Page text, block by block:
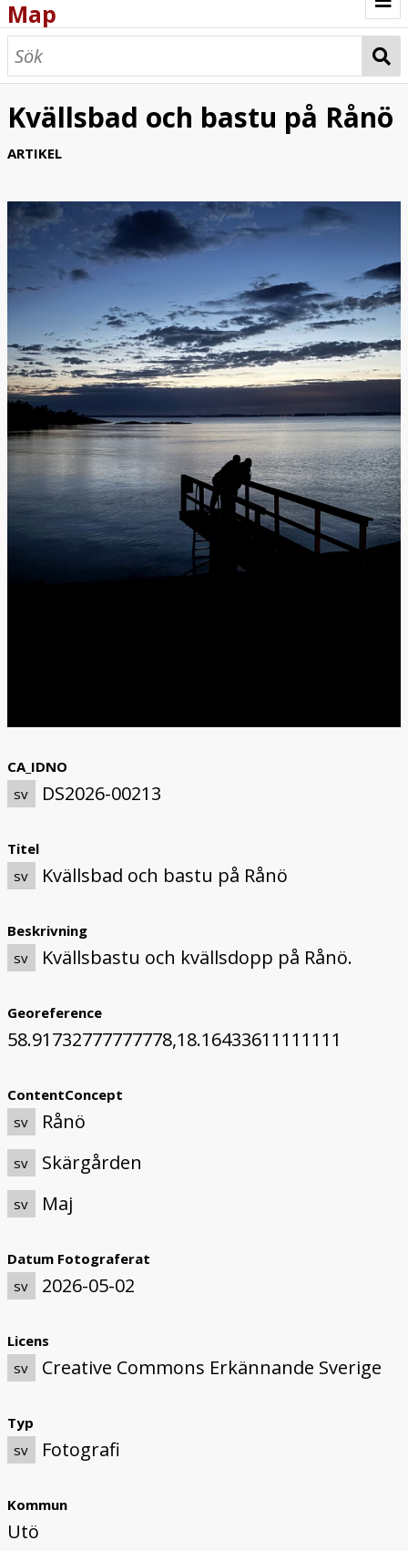
Map
Browse
Map
Kvällsbad och bastu på Rånö
ARTIKEL
CA_IDNO
sv
DS2026-00213
Titel
sv
Kvällsbad och bastu på Rånö
Beskrivning
sv
Kvällsbastu och kvällsdopp på Rånö.
Georeference
58.91732777777778,18.16433611111111
ContentConcept
sv
Rånö
sv Skärgården
sv Maj
Datum Fotograferat
sv
2026-05-02
Licens
sv
Creative Commons Erkännande Sverige
Typ
sv
Fotografi
Kommun
Utö